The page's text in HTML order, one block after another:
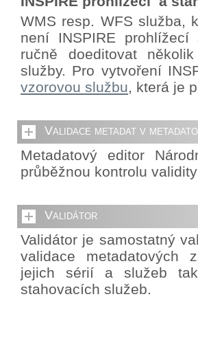
WMS resp. WFS služba,
není INSPIRE
ručně doeditovat
služby. Pro vytvoření
vzorovou službu, která je
Validace metadat v
Metadatový editor
průběžnou kontrolu
Validátor
Validátor je samostatný
validace metadatových
jejich sérií a služeb
stahovacích služeb.